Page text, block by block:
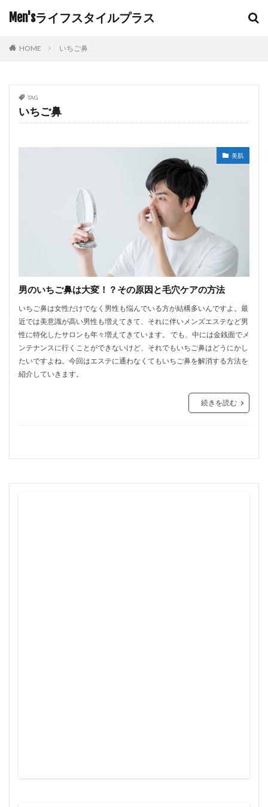
Men'sライフスタイルプラス
HOME いちご鼻
TAG
いちご鼻
美肌
男のいちご鼻は大変！？その原因と毛穴ケアの方法
いちご鼻は女性だけでなく男性も悩んでいる方が結構多いんですよ。最
近では美意識が高い男性も増えてきて、それに伴いメンズエステなど男
性に特化したサロンも年々増えてきています。 でも、中には金銭面でメ
ンテナンスに行くことができないけど、それでもいちご鼻はどうにかし
たいですよね。今回はエステに通わなくてもいちご鼻を解消する方法を
紹介していきます。
続きを読む